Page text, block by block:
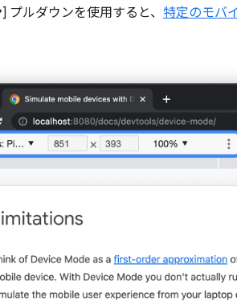
] プルダウンを使用すると、 特定のモバ